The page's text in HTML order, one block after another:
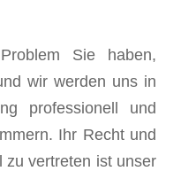
Sie haben,
wir werden uns in
professionell und
Ihr Recht und
zu vertreten ist unser